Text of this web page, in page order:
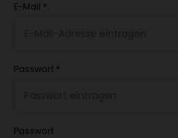
E-Mail *
Passwort *
Passwort